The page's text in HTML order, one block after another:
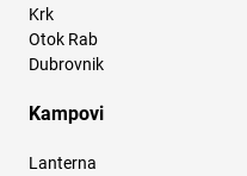
Krk
Otok Rab
Dubrovnik
Kampovi
Lanterna